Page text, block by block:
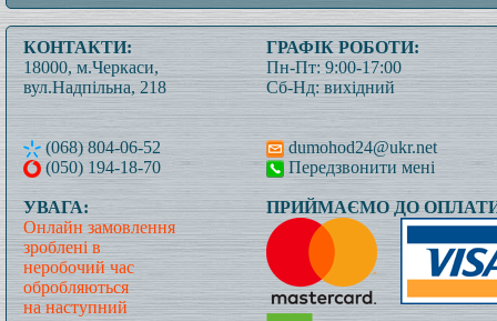
КОНТАКТИ:
18000, м.Черкаси,
вул.Надпільна, 218
(068) 804-06-52
(050) 194-18-70
ГРАФІК РОБОТИ:
Пн-Пт: 9:00-17:00
Сб-Нд: вихідний
dumohod24@ukr.net
Передзвонити мені
УВАГА:
Онлайн замовлення
зроблені в
неробочий час
обробляються
на наступний
ПРИЙМАЄМО ДО